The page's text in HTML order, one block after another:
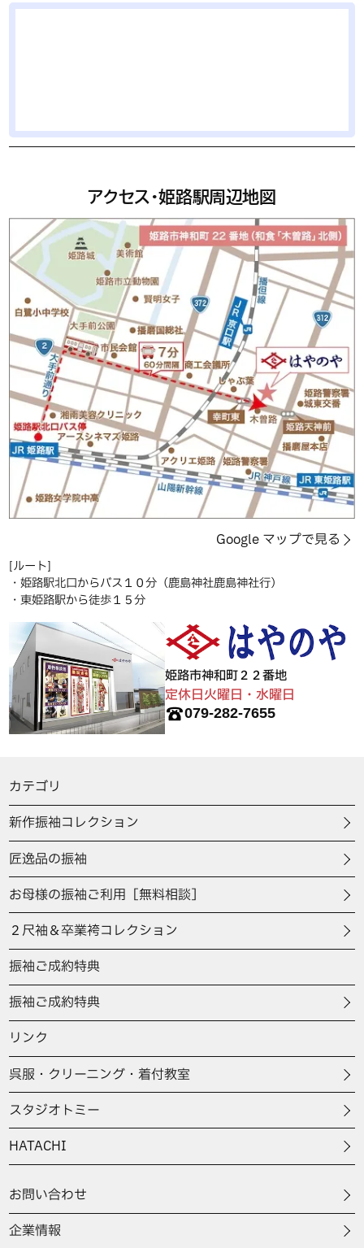
アクセス・姫路駅周辺地図
Google マップで見る
[ルート]
・姫路駅北口からバス１０分（鹿島神社鹿島神社行）
・東姫路駅から徒歩１５分
姫路市神和町２２番地
定休日火曜日・水曜日
079-282-7655
カテゴリ
新作振袖コレクション
匠逸品の振袖
お母様の振袖ご利用［無料相談］
２尺袖＆卒業袴コレクション
振袖ご成約特典
振袖ご成約特典
リンク
呉服・クリーニング・着付教室
スタジオトミー
HATACHI
お問い合わせ
企業情報